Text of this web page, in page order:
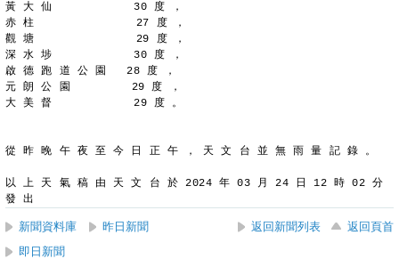
黃 大 仙            30 度 ，
赤 柱               27 度 ，
觀 塘               29 度 ，
深 水 埗            30 度 ，
啟 德 跑 道 公 園   28 度 ，
元 朗 公 園         29 度 ，
大 美 督            29 度 。
從 昨 晚 午 夜 至 今 日 正 午 ， 天 文 台 並 無 雨 量 記 錄 。
以 上 天 氣 稿 由 天 文 台 於 2024 年 03 月 24 日 12 時 02 分
發 出
新聞資料庫 昨日新聞 返回新聞列表
返回頁首
即日新聞